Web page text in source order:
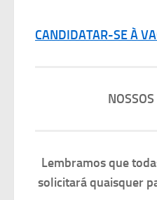
CANDIDATAR-SE À
Lembramos que
solicitará quaisquer